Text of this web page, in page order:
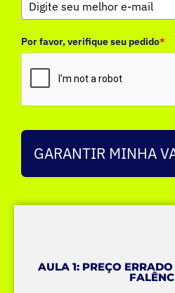
Por favor, verifique seu pedido*
GARANTIR MINHA
AULA 1: PREÇO